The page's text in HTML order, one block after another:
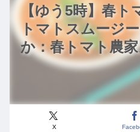
【ゆう5時】春ト
トマトスムージ
か：春トマト農
X